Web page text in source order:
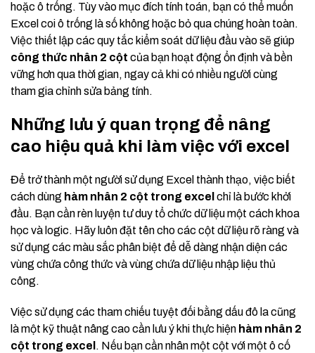
hoặc ô trống. Tùy vào mục đích tính toán, bạn có thể muốn
Excel coi ô trống là số không hoặc bỏ qua chúng hoàn toàn.
Việc thiết lập các quy tắc kiểm soát dữ liệu đầu vào sẽ giúp
công thức nhân 2 cột của bạn hoạt động ổn định và bền
vững hơn qua thời gian, ngay cả khi có nhiều người cùng
tham gia chỉnh sửa bảng tính.
Những lưu ý quan trọng để nâng
cao hiệu quả khi làm việc với excel
Để trở thành một người sử dụng Excel thành thạo, việc biết
cách dùng hàm nhân 2 cột trong excel chỉ là bước khởi
đầu. Bạn cần rèn luyện tư duy tổ chức dữ liệu một cách khoa
học và logic. Hãy luôn đặt tên cho các cột dữ liệu rõ ràng và
sử dụng các màu sắc phân biệt để dễ dàng nhận diện các
vùng chứa công thức và vùng chứa dữ liệu nhập liệu thủ
công.
Việc sử dụng các tham chiếu tuyệt đối bằng dấu đô la cũng
là một kỹ thuật nâng cao cần lưu ý khi thực hiện hàm nhân 2
cột trong excel . Nếu bạn cần nhân một cột với một ô cố